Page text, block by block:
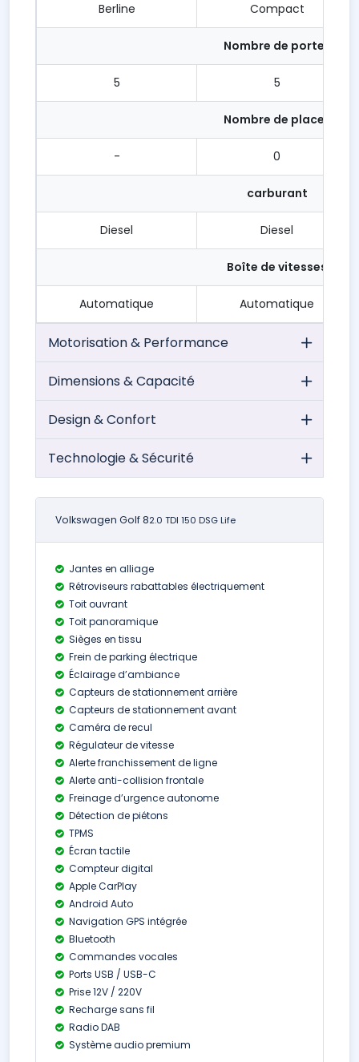
Berline Compact
Nombre de portes
5 5
Nombre de places
- 0
carburant
Diesel Diesel
Boîte de vitesses
Automatique Automatique
Motorisation & Performance
Dimensions & Capacité
Design & Confort
Technologie & Sécurité
Volkswagen Golf 82.0 TDI 150 DSG Life
Jantes en alliage
Rétroviseurs rabattables électriquement
Toit ouvrant
Toit panoramique
Sièges en tissu
Frein de parking électrique
Éclairage d’ambiance
Capteurs de stationnement arrière
Capteurs de stationnement avant
Caméra de recul
Régulateur de vitesse
Alerte franchissement de ligne
Alerte anti-collision frontale
Freinage d’urgence autonome
Détection de piétons
TPMS
Écran tactile
Compteur digital
Apple CarPlay
Android Auto
Navigation GPS intégrée
Bluetooth
Commandes vocales
Ports USB / USB-C
Prise 12V / 220V
Recharge sans fil
Radio DAB
Système audio premium